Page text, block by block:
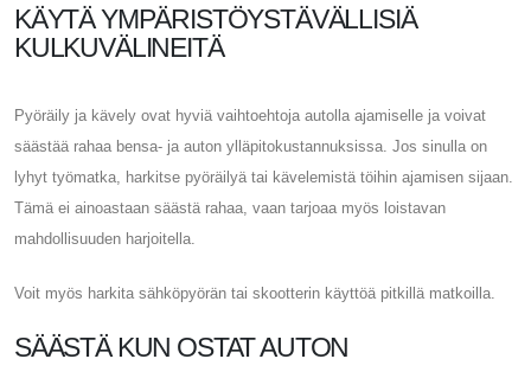
KÄYTÄ YMPÄRISTÖYSTÄVÄLLISIÄ
KULKUVÄLINEITÄ
Pyöräily ja kävely ovat hyviä vaihtoehtoja autolla ajamiselle ja voivat
säästää rahaa bensa- ja auton ylläpitokustannuksissa. Jos sinulla on
lyhyt työmatka, harkitse pyöräilyä tai kävelemistä töihin ajamisen sijaan.
Tämä ei ainoastaan ​​säästä rahaa, vaan tarjoaa myös loistavan
mahdollisuuden harjoitella.
Voit myös harkita sähköpyörän tai skootterin käyttöä pitkillä matkoilla.
SÄÄSTÄ KUN OSTAT AUTON